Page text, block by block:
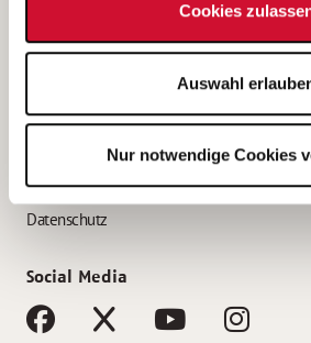
Cookies
Auswahl
Nur notwendige Cookies
Bewerbung als Erzieher*in
AWO Gliederungen nach Bundesland
Impressum
Datenschutz
Social Media